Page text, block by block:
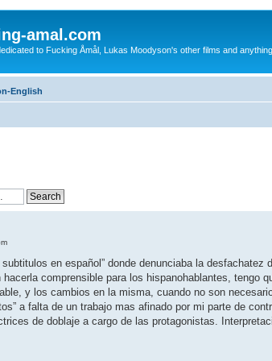
amal.com
to Fucking Åmål, Lukas Moodyson's other films and
English
en español” donde denunciaba la
comprensible para los hispanohablantes, tengo
y los cambios en la misma, cuando no son
a falta de un trabajo mas afinado por mi parte de
de doblaje a cargo de las protagonistas.